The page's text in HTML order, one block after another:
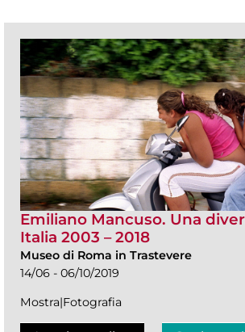
Emiliano Mancuso. Una
Italia 2003 – 2018
Museo di Roma in Trastevere
14/06 - 06/10/2019
Mostra|Fotografia